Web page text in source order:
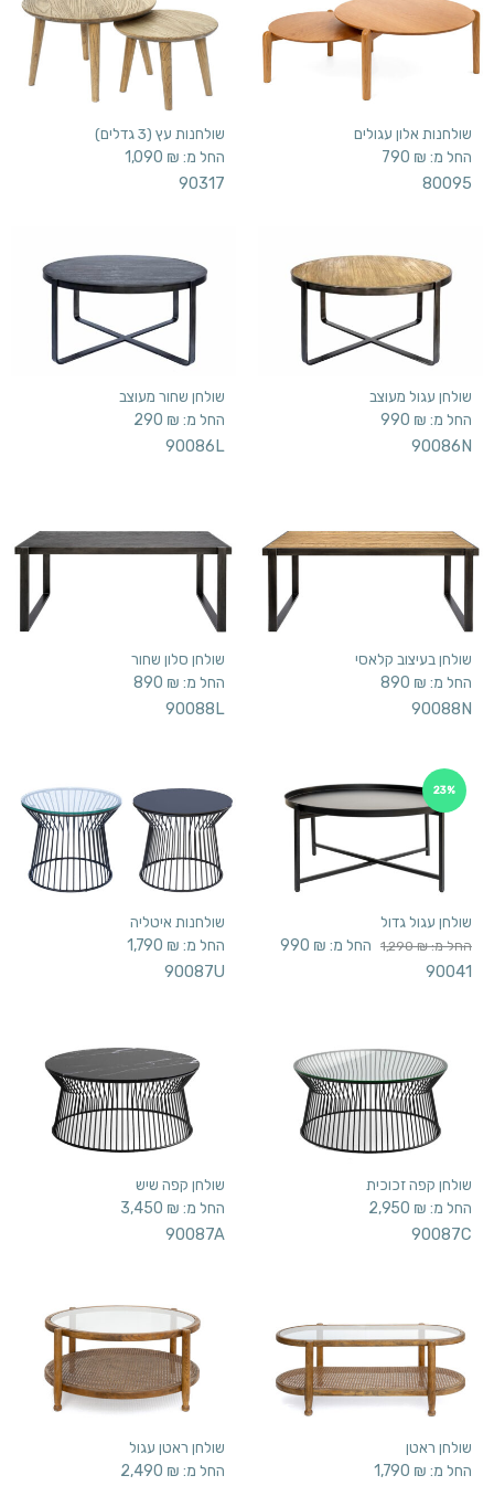
שולחנות אלון עגולים
החל מ: 790 ₪
80095
שולחנות עץ (3 גדלים)
החל מ: 1,090 ₪
90317
שולחן עגול מעוצב
החל מ: 990 ₪
90086N
שולחן שחור מעוצב
החל מ: 290 ₪
90086L
שולחן בעיצוב קלאסי
החל מ: 890 ₪
90088N
שולחן סלון שחור
החל מ: 890 ₪
90088L
23%
שולחן עגול גדול
החל מ: 1,290₪ החל מ: 990 ₪
90041
שולחנות איטליה
החל מ: 1,790 ₪
90087U
שולחן קפה זכוכית
החל מ: 2,950 ₪
90087C
שולחן קפה שיש
החל מ: 3,450 ₪
90087A
שולחן ראטן
החל מ: 1,790 ₪
שולחן ראטן עגול
החל מ: 2,490 ₪